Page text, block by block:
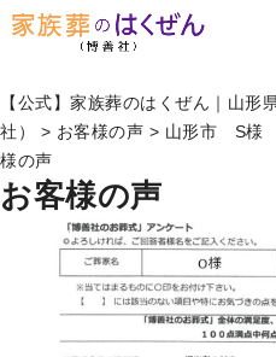
【公式】家族葬のはくぜん｜山形
社）
> お客様の声 > 山形市 S様
様の声
お客様の声